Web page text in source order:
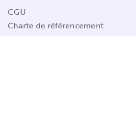
CGU
Charte de référencement